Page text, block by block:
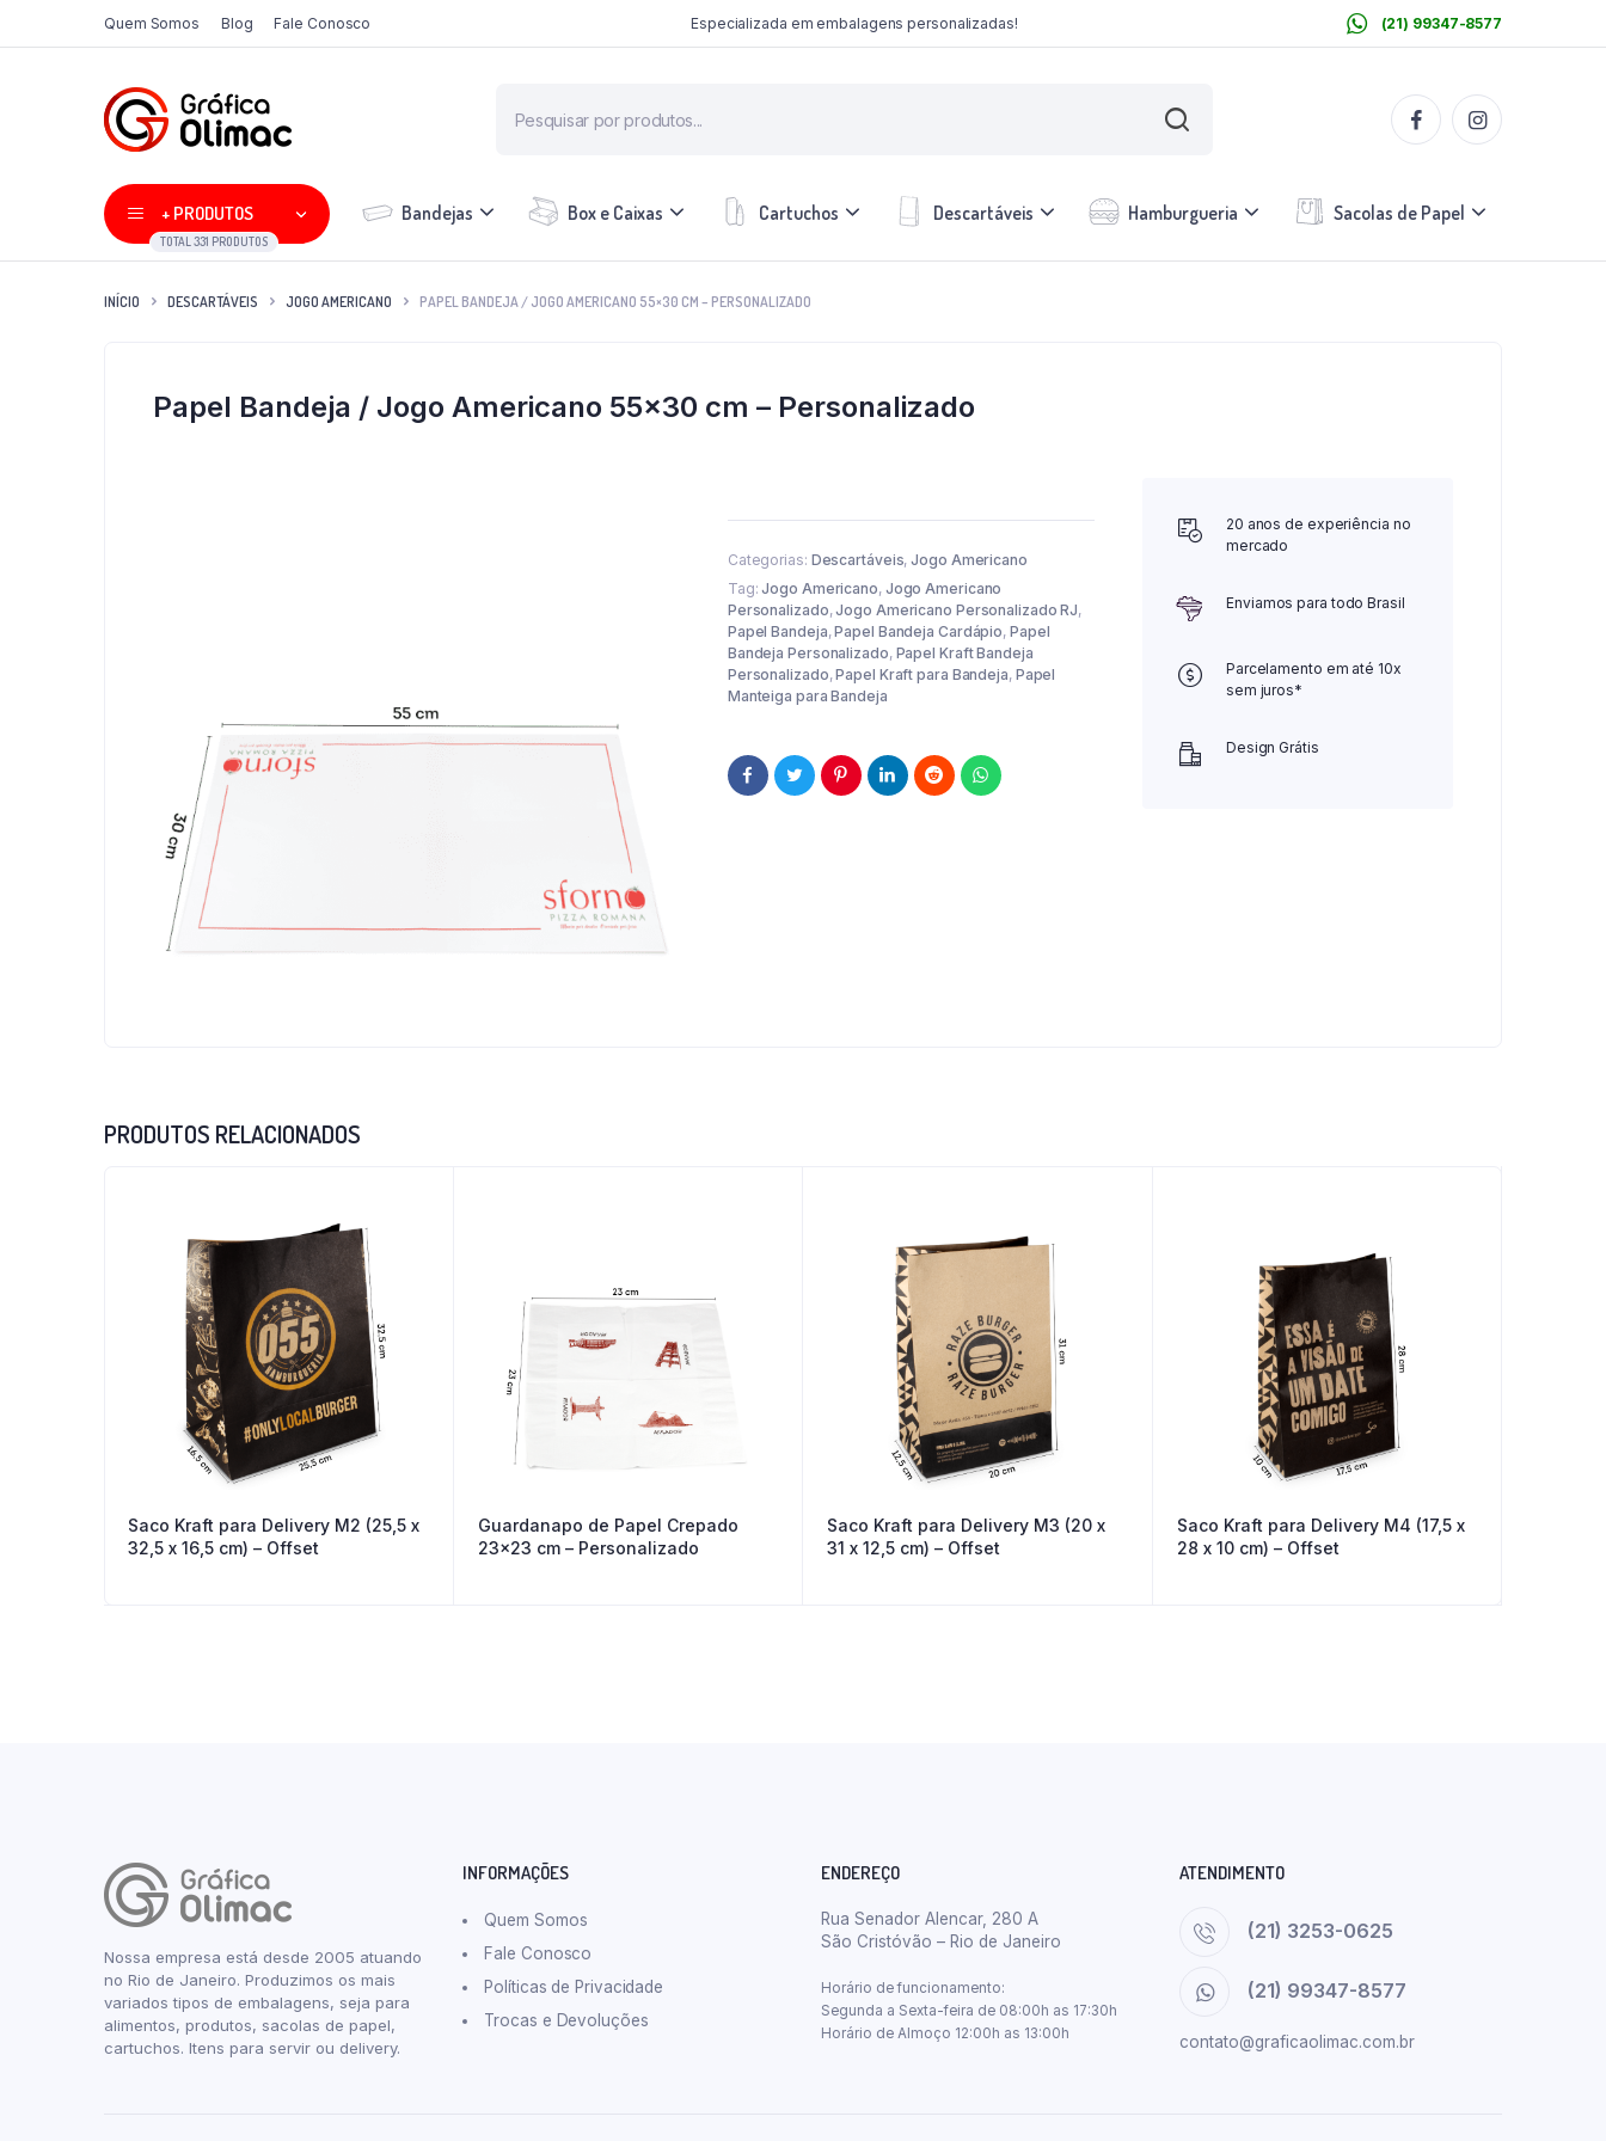
Quem Somos Blog Fale Conosco Especializada em embalagens personalizadas! (21) 99347-8577
+ PRODUTOS
TOTAL 331 PRODUTOS
Bandejas Box e Caixas Cartuchos Descartáveis Hamburgueria Sacolas de Papel
INÍCIO DESCARTÁVEIS JOGO AMERICANO PAPEL BANDEJA / JOGO AMERICANO 55×30 CM – PERSONALIZADO
Papel Bandeja / Jogo Americano 55×30 cm – Personalizado
Categorias: Descartáveis,Jogo Americano
Tag:Jogo Americano, Jogo Americano
Personalizado,Jogo Americano Personalizado RJ,
Papel Bandeja,Papel Bandeja Cardápio, Papel
Bandeja Personalizado, Papel Kraft Bandeja
Personalizado,Papel Kraft para Bandeja, Papel
Manteiga para Bandeja
20 anos de experiência no
mercado
Enviamos para todo Brasil
Parcelamento em até 10x
sem juros*
Design Grátis
PRODUTOS RELACIONADOS
Saco Kraft para Delivery M2 (25,5 x
32,5 x 16,5 cm) – Offset
Guardanapo de Papel Crepado
23×23 cm – Personalizado
Saco Kraft para Delivery M3 (20 x
31 x 12,5 cm) – Offset
Saco Kraft para Delivery M4 (17,5 x
28 x 10 cm) – Offset
Nossa empresa está desde 2005 atuando
no Rio de Janeiro. Produzimos os mais
variados tipos de embalagens, seja para
alimentos, produtos, sacolas de papel,
cartuchos. Itens para servir ou delivery.
INFORMAÇÕES
Quem Somos
Fale Conosco
Políticas de Privacidade
Trocas e Devoluções
ENDEREÇO
Rua Senador Alencar, 280 A
São Cristóvão – Rio de Janeiro
Horário de funcionamento:
Segunda a Sexta-feira de 08:00h as 17:30h
Horário de Almoço 12:00h as 13:00h
ATENDIMENTO
(21) 3253-0625
(21) 99347-8577
contato@graficaolimac.com.br